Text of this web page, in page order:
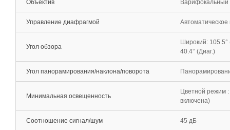
Объектив Варифокальный
Управление диафрагмой
Угол обзора
Широкий: 105.5°
40.4° (Диаг.)
Угол панорамирования/наклона/поворота
Минимальная освещенность
Цветной режим
включена)
Соотношение сигнал/шум 45 дБ